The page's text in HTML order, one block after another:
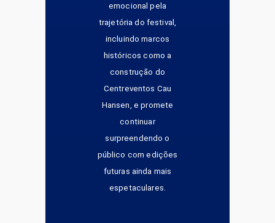
emocional pela
trajetória do festival,
incluindo marcos
históricos como a
construção do
Centreventos Cau
Hansen, e promete
continuar
surpreendendo o
público com edições
futuras ainda mais
espetaculares.